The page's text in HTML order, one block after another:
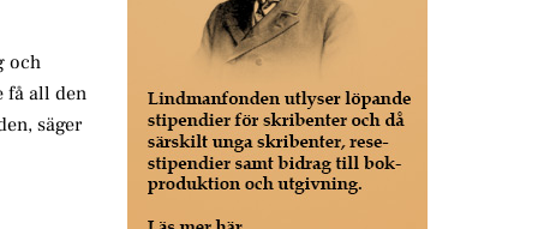
och
få all den
säger